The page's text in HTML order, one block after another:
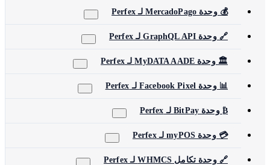
💰 وحدة MercadoPago لـ Perfex
🔗 وحدة GraphQL API لـ Perfex
🏛️ وحدة MyDATA AADE لـ Perfex
📊 وحدة Facebook Pixel لـ Perfex
₿ وحدة BitPay لـ Perfex
💳 وحدة myPOS لـ Perfex
🔗 وحدة تكامل WHMCS لـ Perfex